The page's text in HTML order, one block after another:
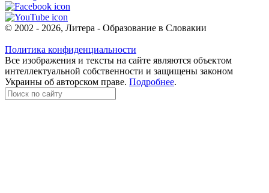
© 2002 - 2026, Литера - Образование в Словакии
Политика конфиденциальности
Все изображения и тексты на сайте являются объектом
интеллектуальной собственности и защищены законом
Украины об авторском праве. Подробнее.